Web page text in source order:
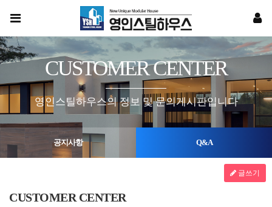
CUSTOMER CENTER
영인스틸하우스의 정보 및 문의게시판입니다
공지사항 Q&A
CUSTOMER CENTER
글쓰기